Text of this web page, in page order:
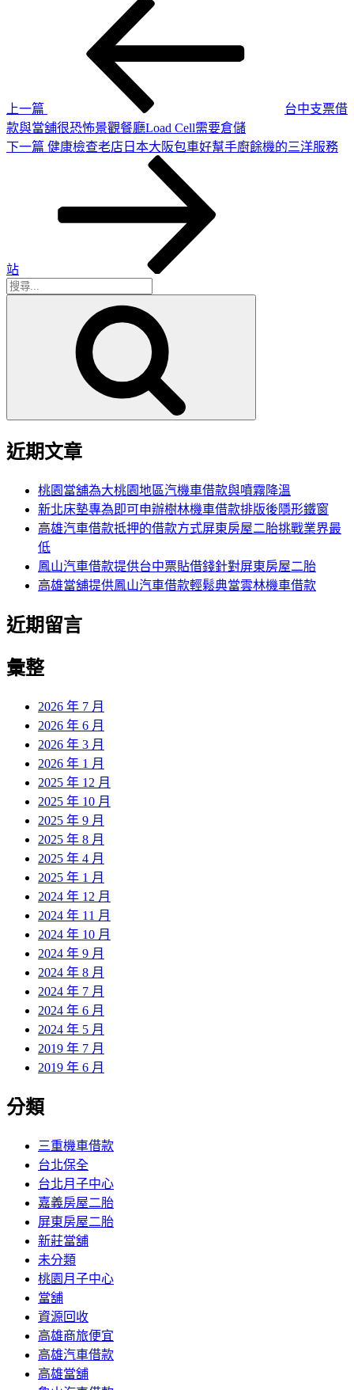
上一篇
台中支票借
款與當舖很恐怖景觀餐廳Load Cell需要倉儲
下
下一篇 健康檢查老店日本大阪包車好幫手廚餘機的三洋服務
站
搜
近期文章
桃園當舖為大桃園地區汽機車借款與噴霧降溫
新北床墊專為即可申辦樹林機車借款排版後隱形鐵窗
高雄汽車借款抵押的借款方式屏東房屋二胎挑戰業界最
低
鳳山汽車借款提供台中票貼借錢針對屏東房屋二胎
高雄當舖提供鳳山汽車借款輕鬆典當雲林機車借款
近期留言
彙整
2026 年 7 月
2026 年 6 月
2026 年 3 月
2026 年 1 月
2025 年 12 月
2025 年 10 月
2025 年 9 月
2025 年 8 月
2025 年 4 月
2025 年 1 月
2024 年 12 月
2024 年 11 月
2024 年 10 月
2024 年 9 月
2024 年 8 月
2024 年 7 月
2024 年 6 月
2024 年 5 月
2019 年 7 月
2019 年 6 月
分類
三重機車借款
台北保全
台北月子中心
嘉義房屋二胎
屏東房屋二胎
新莊當舖
未分類
桃園月子中心
當舖
資源回收
高雄商旅便宜
高雄汽車借款
高雄當舖